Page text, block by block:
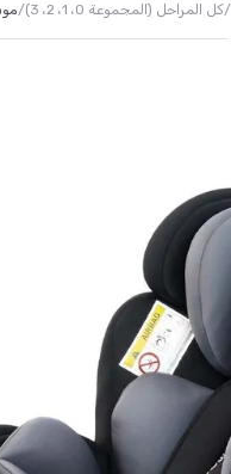
/كل المراحل (المجموعة 0، 1، 2، 3) /